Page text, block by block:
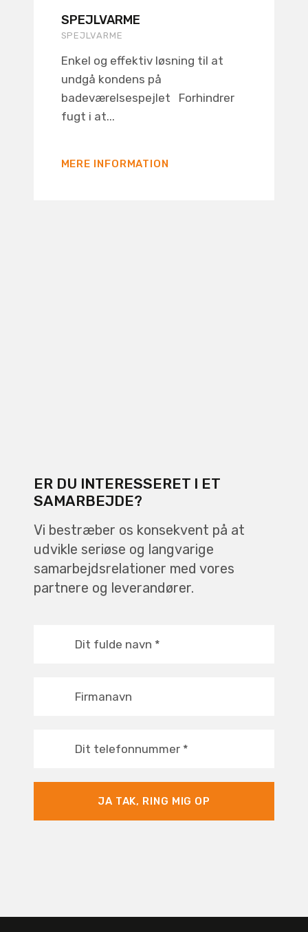
SPEJLVARME
SPEJLVARME
Enkel og effektiv løsning til at
undgå kondens på
badeværelsespejlet Forhindrer
fugt i at...
MERE INFORMATION
ER DU INTERESSERET I ET
SAMARBEJDE?
Vi bestræber os konsekvent på at
udvikle seriøse og langvarige
samarbejdsrelationer med vores
partnere og leverandører.
Dit fulde navn *
Firmanavn
Dit telefonnummer *
JA TAK, RING MIG OP